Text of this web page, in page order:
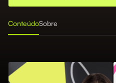
ConteúdoSobre